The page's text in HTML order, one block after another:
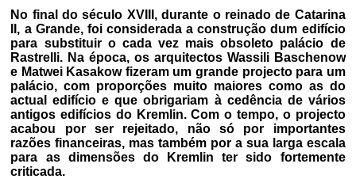
No final do século XVIII, durante o reinado de Catarina
II, a Grande, foi considerada a construção dum edifício
para substituir o cada vez mais obsoleto palácio de
Rastrelli. Na época, os arquitectos Wassili Baschenow
e Matwei Kasakow fizeram um grande projecto para um
palácio, com proporções muito maiores como as do
actual edifício e que obrigariam à cedência de vários
antigos edifícios do Kremlin. Com o tempo, o projecto
acabou por ser rejeitado, não só por importantes
razões financeiras, mas também por a sua larga escala
para as dimensões do Kremlin ter sido fortemente
criticada.